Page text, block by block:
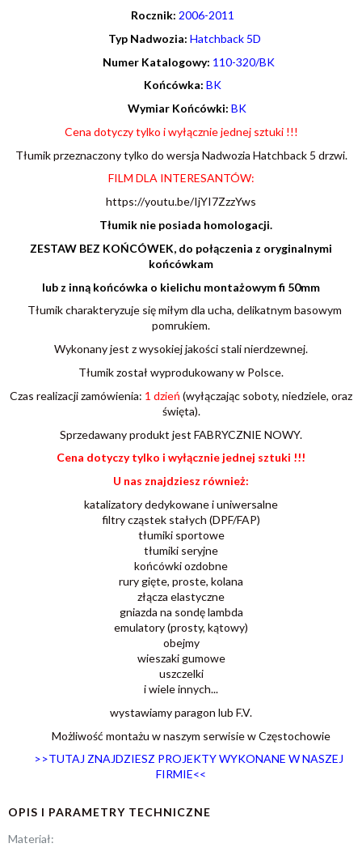
Rocznik: 2006-2011
Typ Nadwozia: Hatchback 5D
Numer Katalogowy: 110-320/BK
Końcówka: BK
Wymiar Końcówki: BK
Cena dotyczy tylko i wyłącznie jednej sztuki !!!
Tłumik przeznaczony tylko do wersja Nadwozia Hatchback 5 drzwi.
FILM DLA INTERESANTÓW:
https://youtu.be/IjYI7ZzzYws
Tłumik nie posiada homologacji.
ZESTAW BEZ KOŃCÓWEK, do połączenia z oryginalnymi
końcówkam
lub z inną końcówka o kielichu montażowym fi 50mm
Tłumik charakteryzuje się miłym dla ucha, delikatnym basowym
pomrukiem.
Wykonany jest z wysokiej jakości stali nierdzewnej.
Tłumik został wyprodukowany w Polsce.
Czas realizacji zamówienia: 1 dzień (wyłączając soboty, niedziele, oraz
święta).
Sprzedawany produkt jest FABRYCZNIE NOWY.
Cena dotyczy tylko i wyłącznie jednej sztuki !!!
U nas znajdziesz również:
katalizatory dedykowane i uniwersalne
filtry cząstek stałych (DPF/FAP)
tłumiki sportowe
tłumiki seryjne
końcówki ozdobne
rury gięte, proste, kolana
złącza elastyczne
gniazda na sondę lambda
emulatory (prosty, kątowy)
obejmy
wieszaki gumowe
uszczelki
i wiele innych...
wystawiamy paragon lub F.V.
Możliwość montażu w naszym serwisie w Częstochowie
>>TUTAJ ZNAJDZIESZ PROJEKTY WYKONANE W NASZEJ
FIRMIE<<
OPIS I PARAMETRY TECHNICZNE
Materiał: